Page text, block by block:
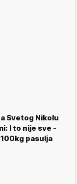
Svetog Nikolu
I to nije sve -
pasulja